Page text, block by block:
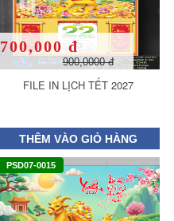
FILE IN LỊCH TẾT 2027
700,000 đ
900,0000 đ
THÊM VÀO GIỎ HÀNG
PSD07-0015